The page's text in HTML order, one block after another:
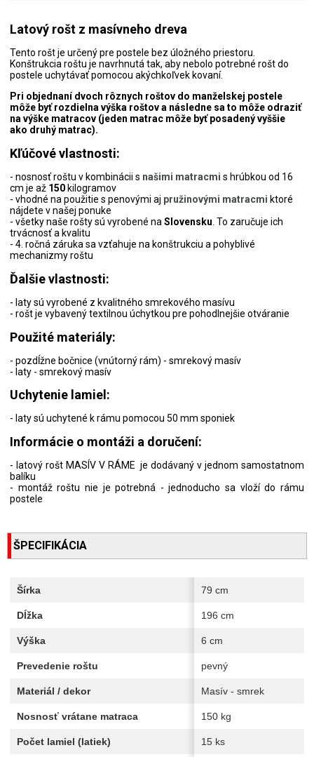
Latový rošt z masívneho dreva
Tento rošt je určený pre postele bez úložného priestoru.
Konštrukcia roštu je navrhnutá tak, aby nebolo potrebné rošt do
postele uchytávať pomocou akýchkoľvek kovaní.
Pri objednaní dvoch rôznych roštov do manželskej postele
môže byť rozdielna výška roštov a následne sa to môže odraziť
na výške matracov (jeden matrac môže byť posadený vyššie
ako druhý matrac).
Kľúčové vlastnosti:
- nosnosť roštu v kombinácii s našimi matracmi s hrúbkou od 16
cm je až 150 kilogramov
- vhodné na použitie s penovými aj pružinovými matracmi ktoré
nájdete v našej ponuke
- všetky naše rošty sú vyrobené na Slovensku . To zaručuje ich
trvácnosť a kvalitu
- 4. ročná záruka sa vzťahuje na konštrukciu a pohyblivé
mechanizmy roštu
Ďalšie vlastnosti:
- laty sú vyrobené z kvalitného smrekového masívu
- rošt je vybavený textilnou úchytkou pre pohodlnejšie otváranie
Použité materiály:
- pozdĺžne bočnice (vnútorný rám) - smrekový masív
- laty - smrekový masív
Uchytenie lamiel:
- laty sú uchytené k rámu pomocou 50 mm sponiek
Informácie o montáži a doručení:
- latový rošt MASÍV V RÁME je dodávaný v jednom samostatnom
balíku
- montáž roštu nie je potrebná - jednoducho sa vloží do rámu
postele
ŠPECIFIKÁCIA
Šírka 79 cm
Dĺžka 196 cm
Výška 6 cm
Prevedenie roštu pevný
Materiál / dekor Masív - smrek
Nosnosť vrátane matraca 150 kg
Počet lamiel (latiek) 15 ks